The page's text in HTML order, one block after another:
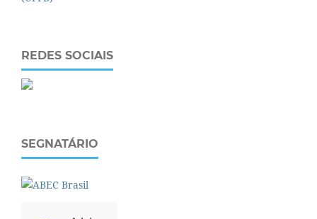
REDES SOCIAIS
SEGNATÁRIO